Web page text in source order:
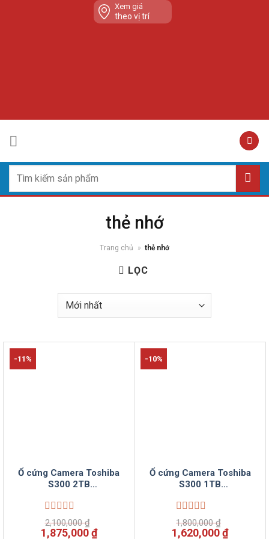
Xem giá
theo vị trí
kiếm:
thẻ nhớ
Trang chủ » thẻ nhớ
LỌC
-11%
Ổ cứng Camera Toshiba
S300 2TB
Surveillance 3.5 inch
Vinsun Phân Phối
Được
xếp
2,100,000₫
Giá
1,875,000₫Giá
-10%
Ổ cứng Camera Toshiba
S300 1TB
Surveillance 3.5 inch
Vinsun Phân Phối
Được
xếp
1,800,000₫
Giá
1,620,000₫Giá